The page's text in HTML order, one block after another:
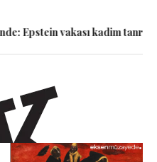
vakası kadim tanrıları